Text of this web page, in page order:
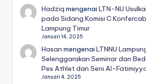
Hadziq mengenaiLTN-NU
pada Sidang Komisi C
Lampung Timur
Januari 14, 2025
Hasan mengenaiLTNNU
Selenggarakan Seminar dan
Pes Athlet dan Seni Al-
Januari 4, 2025